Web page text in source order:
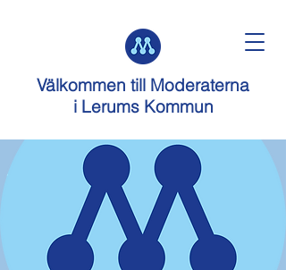
Välkommen till Moderaterna
i Lerums Kommun